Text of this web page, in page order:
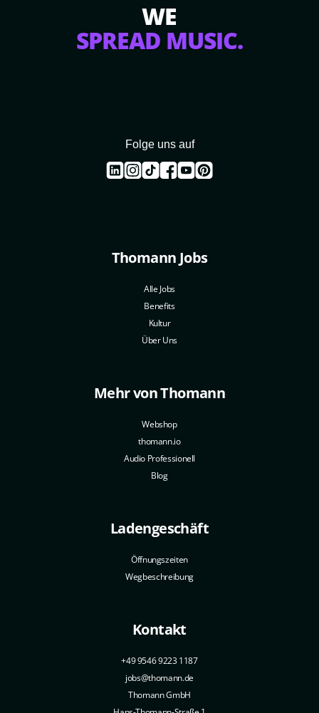
WE
SPREAD MUSIC.
Folge uns auf
Thomann Jobs
Alle Jobs
Benefits
Kultur
Über Uns
Mehr von Thomann
Webshop
thomann.io
Audio Professionell
Blog
Ladengeschäft
Öffnungszeiten
Wegbeschreibung
Kontakt
+49 9546 9223 1187
jobs@thomann.de
Thomann GmbH